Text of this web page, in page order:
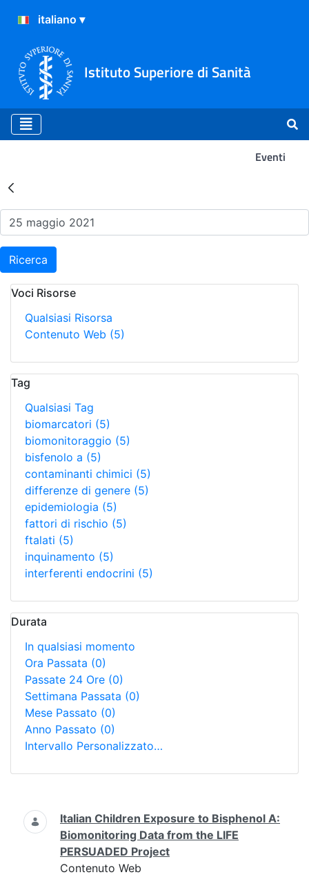
Istituto Superiore di Sanità
Eventi
Risultati della Ricerca -
Ricerca
Voci Risorse
Qualsiasi Risorsa
Contenuto Web (5)
Tag
Qualsiasi Tag
biomarcatori (5)
biomonitoraggio (5)
bisfenolo a (5)
contaminanti chimici (5)
differenze di genere (5)
epidemiologia (5)
fattori di rischio (5)
ftalati (5)
inquinamento (5)
interferenti endocrini (5)
Durata
In qualsiasi momento
Ora Passata (0)
Passate 24 Ore (0)
Settimana Passata (0)
Mese Passato (0)
Anno Passato (0)
Intervallo Personalizzato…
Ricerca
Italian Children Exposure to Bisphenol A:
Biomonitoring Data from the LIFE
PERSUADED Project
Contenuto Web